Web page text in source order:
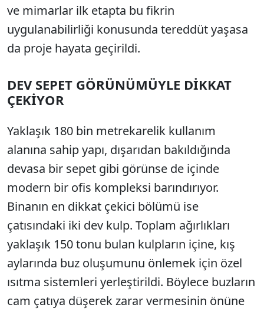
ve mimarlar ilk etapta bu fikrin
uygulanabilirliği konusunda tereddüt yaşasa
da proje hayata geçirildi.
DEV SEPET GÖRÜNÜMÜYLE DİKKAT
ÇEKİYOR
Yaklaşık 180 bin metrekarelik kullanım
alanına sahip yapı, dışarıdan bakıldığında
devasa bir sepet gibi görünse de içinde
modern bir ofis kompleksi barındırıyor.
Binanın en dikkat çekici bölümü ise
çatısındaki iki dev kulp. Toplam ağırlıkları
yaklaşık 150 tonu bulan kulpların içine, kış
aylarında buz oluşumunu önlemek için özel
ısıtma sistemleri yerleştirildi. Böylece buzların
cam çatıya düşerek zarar vermesinin önüne